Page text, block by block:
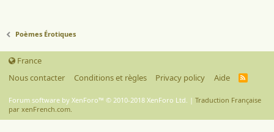
Poèmes Érotiques
France
Nous contacter
Conditions et règles Privacy policy Aide
R
S
Forum software by XenForo™ © 2010-2018 XenForo Ltd. | Traduction Française
par xenFrench.com.